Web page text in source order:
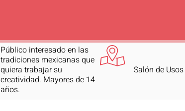
Público interesado en las
tradiciones mexicanas que
quiera trabajar su
creatividad. Mayores de 14
años.
Salón de